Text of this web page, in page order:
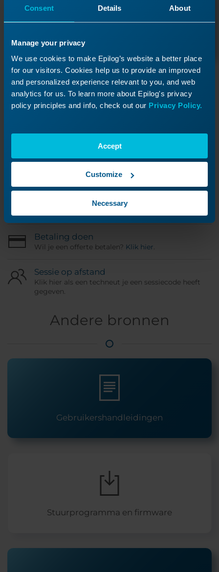
Consent Details About
Manage your privacy
We use cookies to make Epilog’s website a better place
for our visitors. Cookies help us to provide an improved
and personalized experience relevant to you, and web
analytics for us. To learn more about Epilog's privacy
policy principles and info, check out our Privacy Policy.
Accept
Customize
Necessary
Hulpbronnen
Gebruikershandleidingen
Software- en firmwaredownloads
Zorg dat je machine up-to-date blijft met de
Bestelstatus
Gebruik je ORD-nummer om te kijken hoe het met
Betaling doen
Wil je een offerte betalen? Klik hier.
Sessie op afstand
Klik hier als een techneut je een sessiecode heeft
gegeven.
Andere bronnen
Gebruikershandleidingen
Stuurprogramma en firmware